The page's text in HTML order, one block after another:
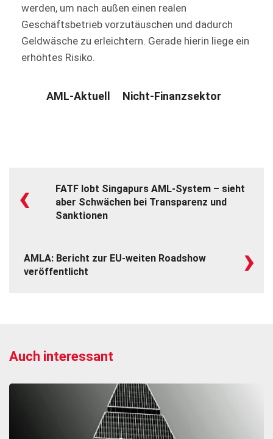
werden, um nach außen einen realen
Geschäftsbetrieb vorzutäuschen und dadurch
Geldwäsche zu erleichtern. Gerade hierin liege ein
erhöhtes Risiko.
AML-Aktuell Nicht-Finanzsektor
‹
FATF lobt Singapurs AML-System – sieht
aber Schwächen bei Transparenz und
Sanktionen
AMLA: Bericht zur EU-weiten Roadshow
veröffentlicht
›
Auch interessant